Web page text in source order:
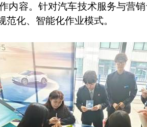
内容。针对汽车技术服务与营
化、智能化作业模式。